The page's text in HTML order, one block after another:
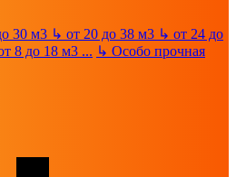
30 м3 ↳ от 20 до 38 м3 ↳ от 24 до
8 до 18 м3 ... ↳ Особо прочная